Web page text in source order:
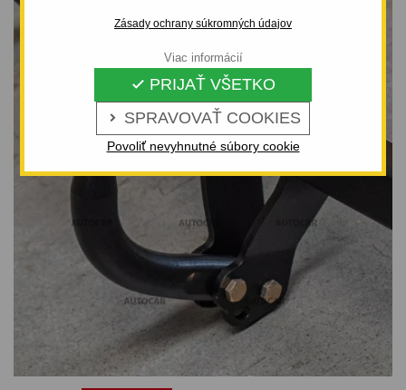
Zásady ochrany súkromných údajov
 SPRAVOVAŤ COOKIES
 PRIJAŤ VŠETKO
Povoliť nevyhnutné súbory cookie
Viac informácií